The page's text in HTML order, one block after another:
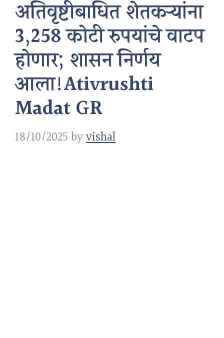
अतिवृष्टीबाधित शेतकऱ्यांना
3,258 कोटी रुपयांचे वाटप
होणार; शासन निर्णय
आला!Ativrushti
Madat GR
18/10/2025byvishal